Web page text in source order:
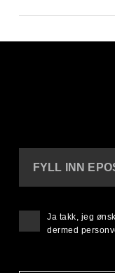
FYLL INN
Ja takk, jeg
dermed